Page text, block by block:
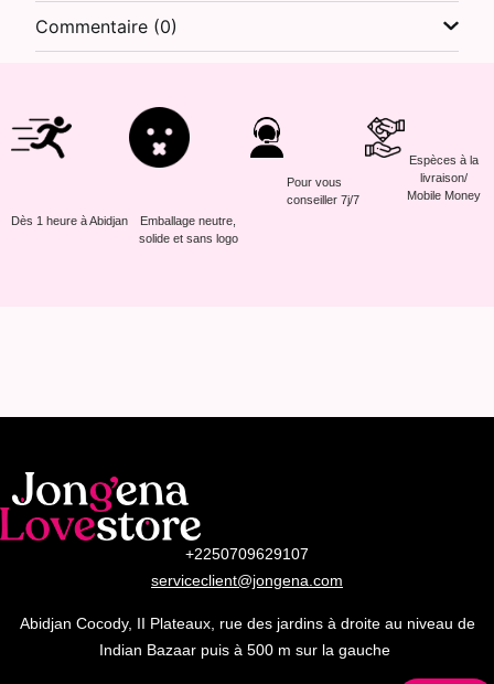
Commentaire (0)
Dès 1 heure à Abidjan
Emballage neutre,
solide et sans logo
Pour vous
conseiller 7j/7
Espèces à la
livraison/
Mobile Money
+2250709629107
serviceclient@jongena.com
Abidjan Cocody, II Plateaux, rue des jardins à droite au niveau de
Indian Bazaar puis à 500 m sur la gauche